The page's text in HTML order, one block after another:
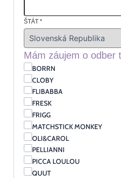
ŠTÁT *
Mám záujem o odber
BORRN
CLOBY
FLIBABBA
FRESK
FRIGG
MATCHSTICK MONKEY
OLI&CAROL
PELLIANNI
PICCA LOULOU
QUUT